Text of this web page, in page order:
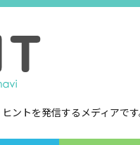
ヒントを発信するメディアです